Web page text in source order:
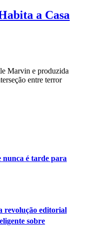
a Casa
Marvin e produzida
entre terror
nunca é tarde para
revolução editorial
sobre